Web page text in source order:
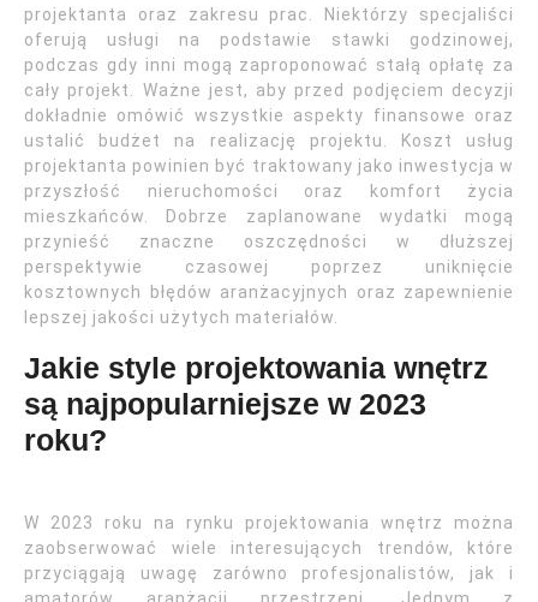
projektanta oraz zakresu prac. Niektórzy specjaliści
oferują usługi na podstawie stawki godzinowej,
podczas gdy inni mogą zaproponować stałą opłatę za
cały projekt. Ważne jest, aby przed podjęciem decyzji
dokładnie omówić wszystkie aspekty finansowe oraz
ustalić budżet na realizację projektu. Koszt usług
projektanta powinien być traktowany jako inwestycja w
przyszłość nieruchomości oraz komfort życia
mieszkańców. Dobrze zaplanowane wydatki mogą
przynieść znaczne oszczędności w dłuższej
perspektywie czasowej poprzez uniknięcie
kosztownych błędów aranżacyjnych oraz zapewnienie
lepszej jakości użytych materiałów.
Jakie style projektowania wnętrz
są najpopularniejsze w 2023
roku?
W 2023 roku na rynku projektowania wnętrz można
zaobserwować wiele interesujących trendów, które
przyciągają uwagę zarówno profesjonalistów, jak i